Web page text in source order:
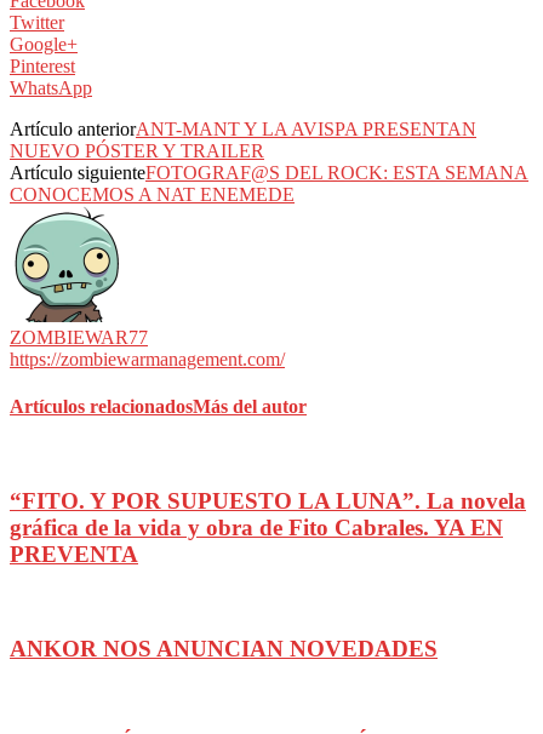
Twitter
Google+
Pinterest
WhatsApp
Artículo anteriorANT-MANT Y LA AVISPA PRESENTAN
NUEVO PÓSTER Y TRAILER
Artículo siguienteFOTOGRAF@S DEL ROCK: ESTA SEMANA
CONOCEMOS A NAT ENEMEDE
ZOMBIEWAR77
https://zombiewarmanagement.com/
Artículos relacionadosMás del autor
“FITO. Y POR SUPUESTO LA LUNA”. La novela
gráfica de la vida y obra de Fito Cabrales. YA EN
PREVENTA
ANKOR NOS ANUNCIAN NOVEDADES